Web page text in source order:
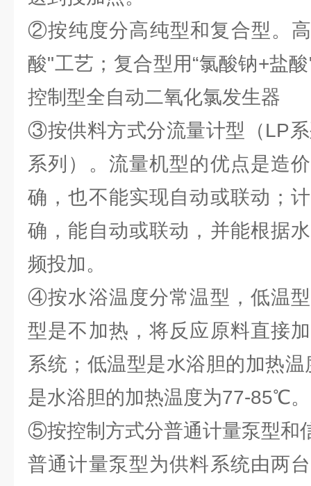
②按纯度分高纯型和复合型。
酸"工艺；复合型用“氯酸钠+盐
控制型全自动二氧化氯发生器
③按供料方式分流量计型（LP
系列）。流量机型的优点是造
确，也不能实现自动或联动；
确，能自动或联动，并能根据
频投加。
④按水浴温度分常温型，低温
型是不加热，将反应原料直接
系统；低温型是水浴胆的加热
是水浴胆的加热温度为77-85℃。
⑤按控制方式分普通计量泵型和
普通计量泵型为供料系统由两